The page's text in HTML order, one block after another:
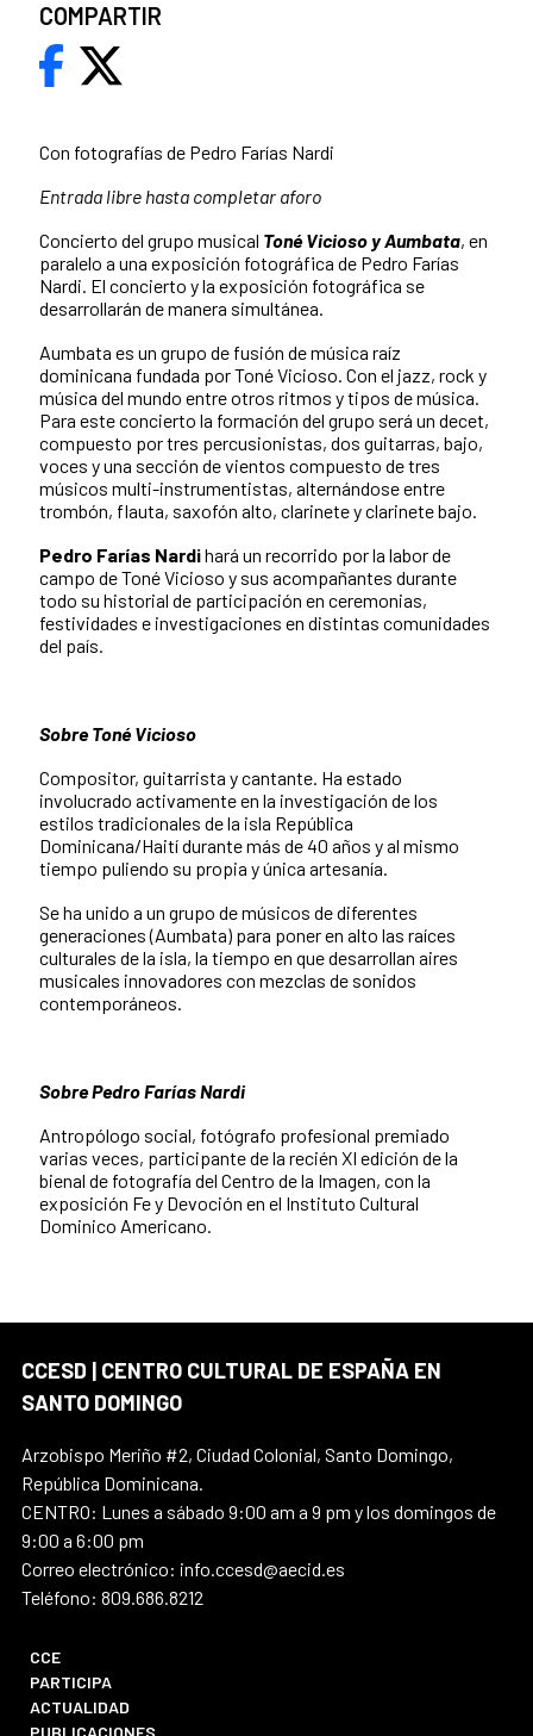
Con fotografías de Pedro Farías Nardi
Entrada libre hasta completar aforo
Concierto del grupo musical Toné Vicioso y Aumbata, en
paralelo a una exposición fotográfica de Pedro Farías
Nardi. El concierto y la exposición fotográfica se
desarrollarán de manera simultánea.
Aumbata es un grupo de fusión de música raíz
dominicana fundada por Toné Vicioso. Con el jazz, rock y
música del mundo entre otros ritmos y tipos de música.
Para este concierto la formación del grupo será un decet,
compuesto por tres percusionistas, dos guitarras, bajo,
voces y una sección de vientos compuesto de tres
músicos multi-instrumentistas, alternándose entre
trombón, flauta, saxofón alto, clarinete y clarinete bajo.
Pedro Farías Nardihará un recorrido por la labor de
campo de Toné Vicioso y sus acompañantes durante
todo su historial de participación en ceremonias,
festividades e investigaciones en distintas comunidades
del país.
Sobre Toné Vicioso
Compositor, guitarrista y cantante. Ha estado
involucrado activamente en la investigación de los
estilos tradicionales de la isla República
Dominicana/Haití durante más de 40 años y al mismo
tiempo puliendo su propia y única artesanía.
Se ha unido a un grupo de músicos de diferentes
generaciones (Aumbata) para poner en alto las raíces
culturales de la isla, la tiempo en que desarrollan aires
musicales innovadores con mezclas de sonidos
contemporáneos.
Sobre Pedro Farías Nardi
Antropólogo social, fotógrafo profesional premiado
varias veces, participante de la recién XI edición de la
bienal de fotografía del Centro de la Imagen, con la
exposición Fe y Devoción en el Instituto Cultural
Dominico Americano.
COMPARTIR
CCESD | CENTRO CULTURAL DE ESPAÑA EN
SANTO DOMINGO
Arzobispo Meriño #2, Ciudad Colonial, Santo Domingo,
República Dominicana.
CENTRO: Lunes a sábado 9:00 am a 9 pm y los domingos de
9:00 a 6:00 pm
Correo electrónico: info.ccesd@aecid.es
Teléfono: 809.686.8212
CCE
PARTICIPA
ACTUALIDAD